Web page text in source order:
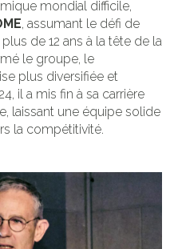
mondial difficile,
, assumant le défi de
de 12 ans à la tête de la
le groupe, le
plus diversifiée et
il a mis fin à sa carrière
laissant une équipe solide
la compétitivité.